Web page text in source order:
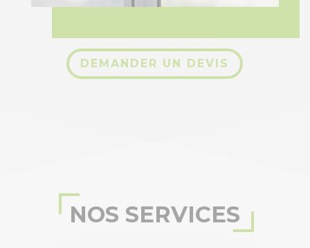
DEMANDER UN DEVIS
NOS SERVICES